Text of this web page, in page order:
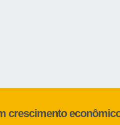
crescimento